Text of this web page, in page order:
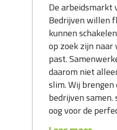
De arbeidsmarkt
Bedrijven willen
kunnen
op zoek zijn
past.
daarom niet
slim. Wij brengen
bedrijven
oog voor de